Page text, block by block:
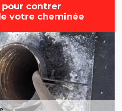
contrer
votre cheminée